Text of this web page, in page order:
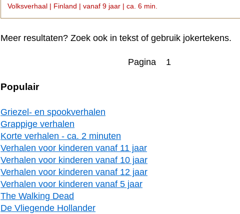
Volksverhaal | Finland | vanaf 9 jaar | ca. 6 min.
Meer resultaten? Zoek ook in tekst of gebruik jokertekens.
Pagina 1
Populair
Griezel- en spookverhalen
Grappige verhalen
Korte verhalen - ca. 2 minuten
Verhalen voor kinderen vanaf 11 jaar
Verhalen voor kinderen vanaf 10 jaar
Verhalen voor kinderen vanaf 12 jaar
Verhalen voor kinderen vanaf 5 jaar
The Walking Dead
De Vliegende Hollander